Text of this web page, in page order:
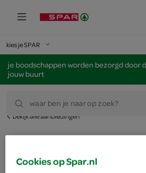
kies je SPAR
je boodschappen worden bezorgd door
jouw buurt
waar ben je naar op zoek?
bekijk alle aanbiedingen
Cookies op Spar.nl